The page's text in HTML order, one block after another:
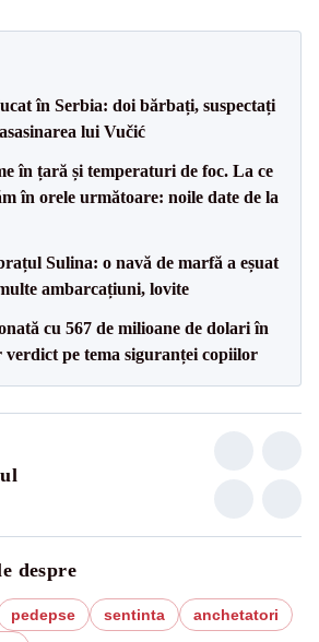
în Serbia: doi bărbați, suspectați
lui Vučić
în țară și temperaturi de foc. La ce
în orele următoare: noile date de la
Sulina: o navă de marfă a eșuat
ambarcațiuni, lovite
cu 567 de milioane de dolari în
verdict pe tema siguranței copiilor
despre
pedepse sentinta
anchetatori